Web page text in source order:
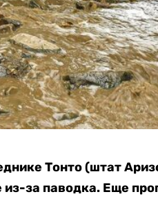
Тонто (штат
из-за паводка. Еще